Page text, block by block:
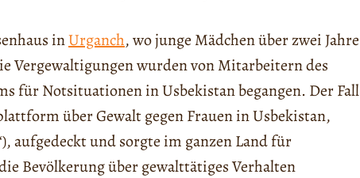
inUrganch, wo junge Mädchen über zwei Jahre
Vergewaltigungen wurden von Mitarbeitern des
für Notsituationen in Usbekistan begangen. Der Fall
über Gewalt gegen Frauen in Usbekistan,
aufgedeckt und sorgte im ganzen Land für
Bevölkerung über gewalttätiges Verhalten